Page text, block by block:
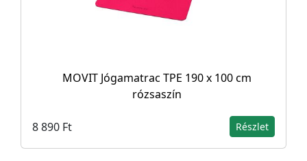
MOVIT Jógamatrac TPE 190 x 100 cm
rózsaszín
8 890 Ft Részlet